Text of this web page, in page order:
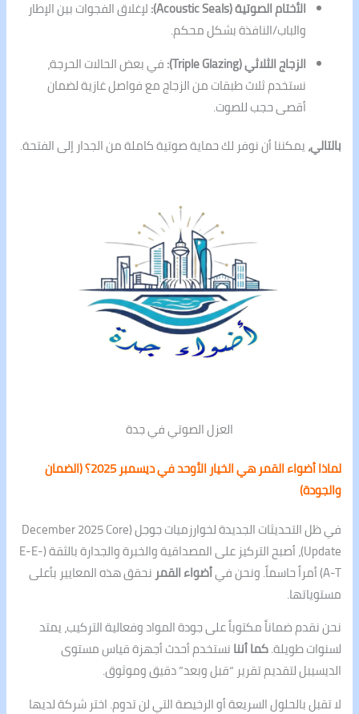
الأختام الصوتية (Acoustic Seals):
لإغلاق الفجوات بين الإطار
والباب/النافذة بشكل محكم.
الزجاج الثلاثي (Triple Glazing):
في بعض الحالات الحرجة،
نستخدم ثلاث طبقات من الزجاج مع فواصل غازية لضمان
أقصى حجب للصوت.
بالتالي،يمكننا أن نوفر لك حماية صوتية كاملة من الجدار إلى الفتحة.
العزل الصوتي في جدة
لماذا أضواء القمر هي الخيار الأوحد في ديسمبر 2025؟ (الضمان
والجودة)
في ظل التحديثات الجديدة لخوارزميات جوجل (December 2025 Core
Update)، أصبح التركيز على المصداقية والخبرة والجدارة بالثقة (E-E-
A-T) أمراً حاسماً. ونحن في
أضواء القمر نحقق هذه المعايير بأعلى
مستوياتها.
نحن نقدم ضماناً مكتوباً على جودة المواد وفعالية التركيب، يمتد
لسنوات طويلة.كما أننانستخدم أحدث أجهزة قياس مستوى
الديسيبل لتقديم تقرير “قبل وبعد” دقيق وموثوق.
لا تقبل بالحلول السريعة أو الرخيصة التي لن تدوم. اختر شركة لديها